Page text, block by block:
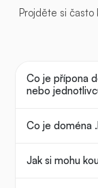
Projděte si
Co je přípona
nebo
Co je doména
Jak si mohu